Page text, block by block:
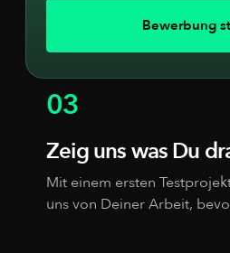
Bewerbung
03
Zeig uns was Du
Mit einem ersten
uns von Deiner Arbeit,